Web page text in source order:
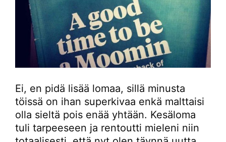
Ei, en pidä lisää lomaa, sillä minusta
töissä on ihan superkivaa enkä malttaisi
olla sieltä pois enää yhtään. Kesäloma
tuli tarpeeseen ja rentoutti mieleni niin